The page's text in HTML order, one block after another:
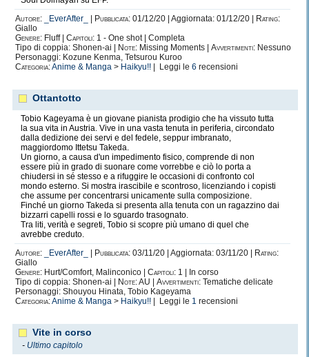
Autore:
_EverAfter_ Pubblicata: 01/12/20 | Aggiornata: 01/12/20 |
Rating:
Giallo
Genere: Fluff | Capitoli: 1 - One shot | Completa
Tipo di coppia: Shonen-ai |
Note: Missing Moments | Avvertimenti: Nessuno
Personaggi: Kozune Kenma, Tetsurou Kuroo
Categoria:Anime & Manga > Haikyu!! | Leggi le 6 recensioni
Ottantotto
Tobio Kageyama è un giovane pianista prodigio che ha vissuto tutta
la sua vita in Austria. Vive in una vasta tenuta in periferia, circondato
dalla dedizione dei servi e del fedele, seppur imbranato,
maggiordomo Ittetsu Takeda.
Un giorno, a causa d'un impedimento fisico, comprende di non
essere più in grado di suonare come vorrebbe e ciò lo porta a
chiudersi in sé stesso e a rifuggire le occasioni di confronto col
mondo esterno. Si mostra irascibile e scontroso, licenziando i copisti
che assume per concentrarsi unicamente sulla composizione.
Finché un giorno Takeda si presenta alla tenuta con un ragazzino dai
bizzarri capelli rossi e lo sguardo trasognato.
Tra liti, verità e segreti, Tobio si scopre più umano di quel che
avrebbe creduto.
Autore:
_EverAfter_ Pubblicata: 03/11/20 | Aggiornata: 03/11/20 |
Rating:
Giallo
Genere: Hurt/Comfort, Malinconico | Capitoli: 1 | In corso
Tipo di coppia: Shonen-ai |
Note:AU | Avvertimenti: Tematiche delicate
Personaggi: Shouyou Hinata, Tobio Kageyama
Categoria:Anime & Manga > Haikyu!! | Leggi le 1 recensioni
Vite in corso
- Ultimo capitolo